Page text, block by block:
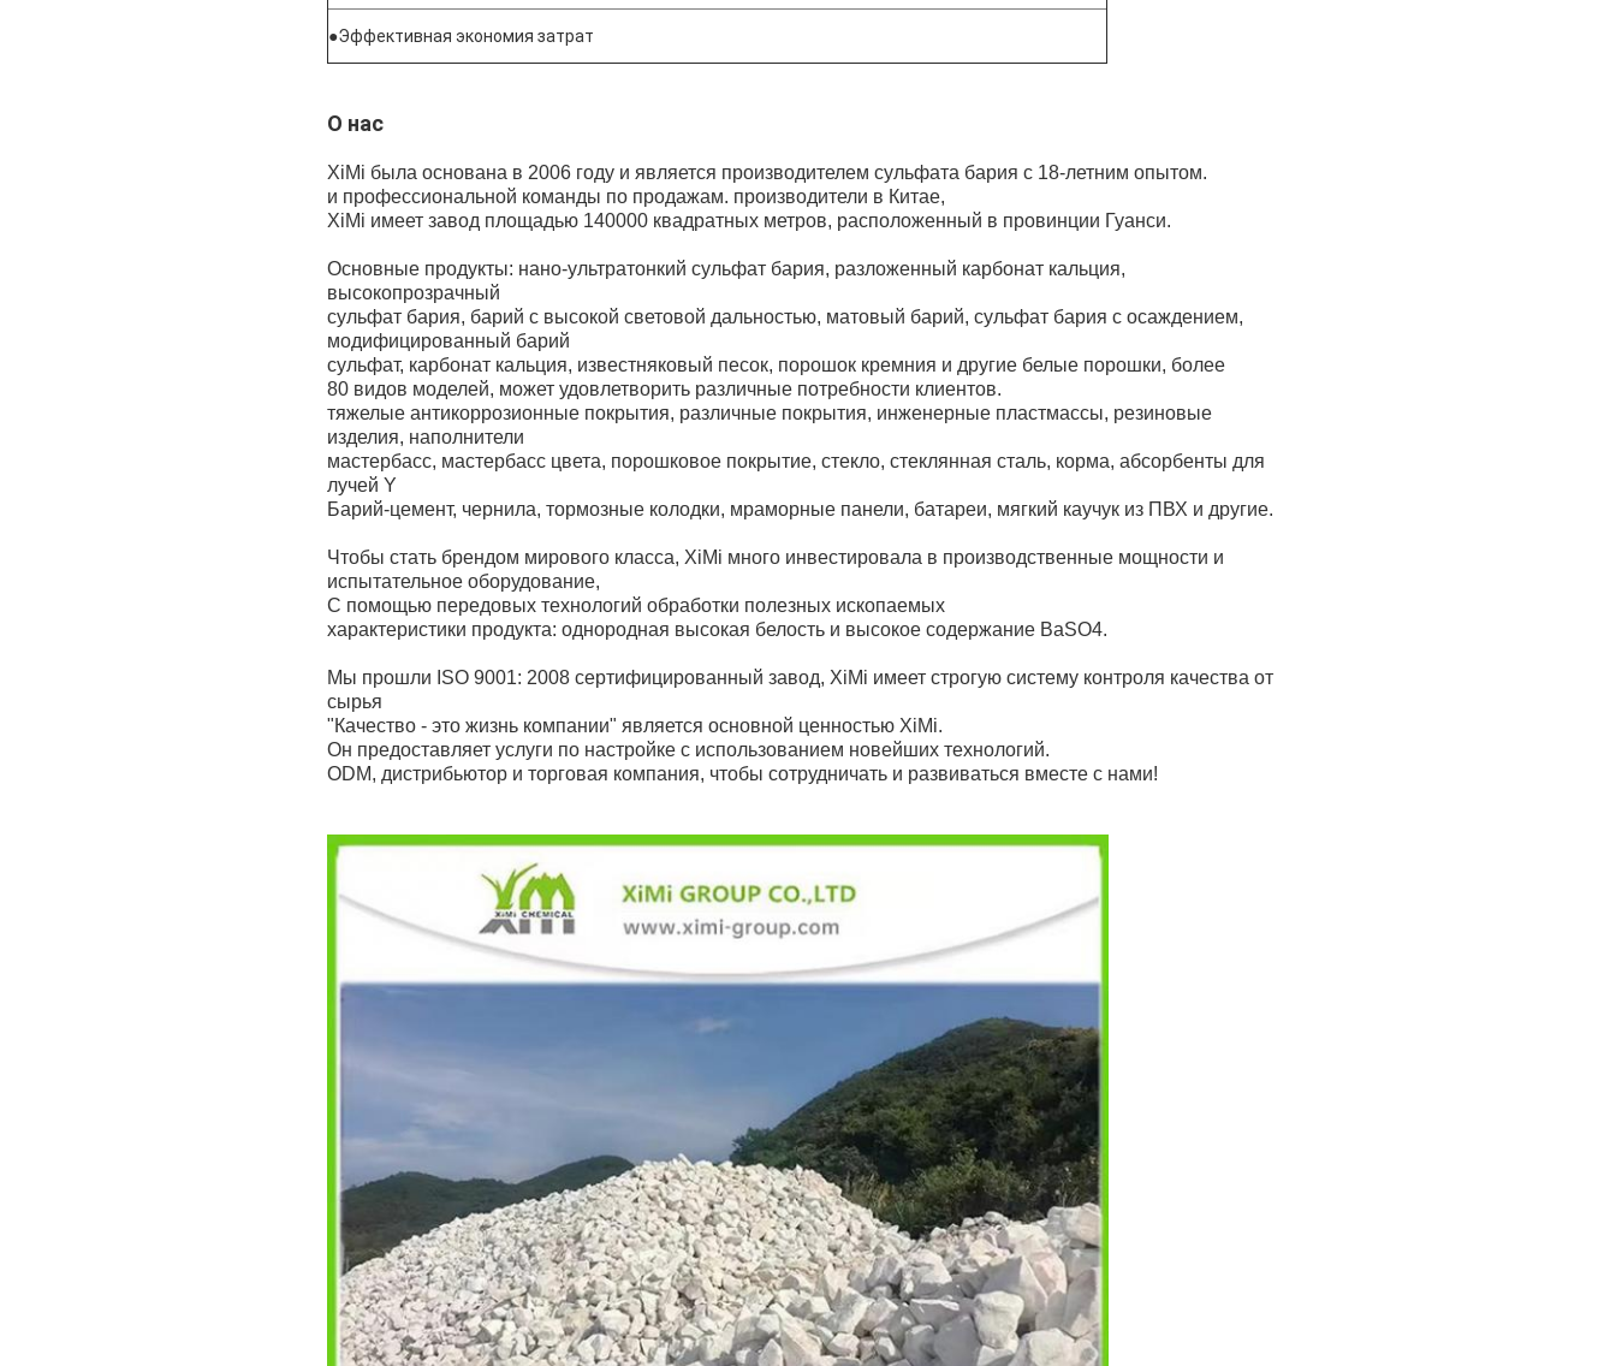
●Эффективная экономия затрат
О нас
XiMi была основана в 2006 году и является производителем сульфата бария с 18-летним опытом.
и профессиональной команды по продажам. производители в Китае,
XiMi имеет завод площадью 140000 квадратных метров, расположенный в провинции Гуанси.
Основные продукты: нано-ультратонкий сульфат бария, разложенный карбонат кальция,
высокопрозрачный
сульфат бария, барий с высокой световой дальностью, матовый барий, сульфат бария с осаждением,
модифицированный барий
сульфат, карбонат кальция, известняковый песок, порошок кремния и другие белые порошки, более
80 видов моделей, может удовлетворить различные потребности клиентов.
тяжелые антикоррозионные покрытия, различные покрытия, инженерные пластмассы, резиновые
изделия, наполнители
мастербасс, мастербасс цвета, порошковое покрытие, стекло, стеклянная сталь, корма, абсорбенты для
лучей Y
Барий-цемент, чернила, тормозные колодки, мраморные панели, батареи, мягкий каучук из ПВХ и другие.
Чтобы стать брендом мирового класса, XiMi много инвестировала в производственные мощности и
испытательное оборудование,
С помощью передовых технологий обработки полезных ископаемых
характеристики продукта: однородная высокая белость и высокое содержание BaSO4.
Мы прошли ISO 9001: 2008 сертифицированный завод, XiMi имеет строгую систему контроля качества от
сырья
"Качество - это жизнь компании" является основной ценностью XiMi.
Он предоставляет услуги по настройке с использованием новейших технологий.
ODM, дистрибьютор и торговая компания, чтобы сотрудничать и развиваться вместе с нами!